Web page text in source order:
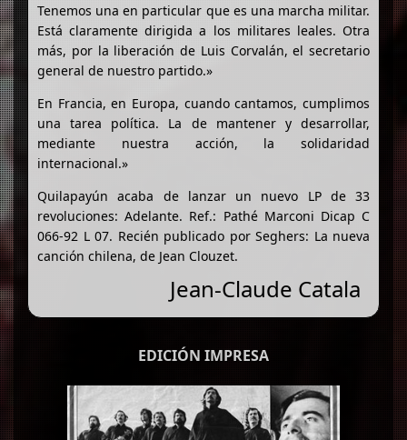
Tenemos una en particular que es una marcha militar.
Está claramente dirigida a los militares leales. Otra
más, por la liberación de Luis Corvalán, el secretario
general de nuestro partido.»
En Francia, en Europa, cuando cantamos, cumplimos
una tarea política. La de mantener y desarrollar,
mediante nuestra acción, la solidaridad
internacional.»
Quilapayún acaba de lanzar un nuevo LP de 33
revoluciones: Adelante. Ref.: Pathé Marconi Dicap C
066-92 L 07. Recién publicado por Seghers: La nueva
canción chilena, de Jean Clouzet.
Jean-Claude Catala
EDICIÓN IMPRESA